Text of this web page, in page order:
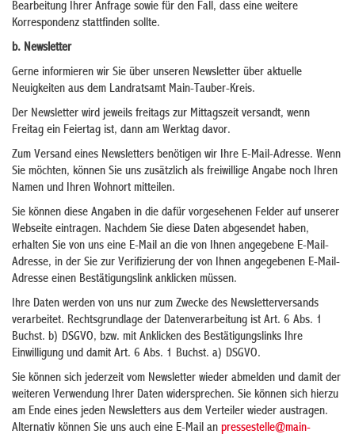
Bearbeitung Ihrer Anfrage sowie für den Fall, dass eine weitere
Korrespondenz stattfinden sollte.
b. Newsletter
Gerne informieren wir Sie über unseren Newsletter über aktuelle
Neuigkeiten aus dem Landratsamt Main-Tauber-Kreis.
Der Newsletter wird jeweils freitags zur Mittagszeit versandt, wenn
Freitag ein Feiertag ist, dann am Werktag davor.
Zum Versand eines Newsletters benötigen wir Ihre E-Mail-Adresse. Wenn
Sie möchten, können Sie uns zusätzlich als freiwillige Angabe noch Ihren
Namen und Ihren Wohnort mitteilen.
Sie können diese Angaben in die dafür vorgesehenen Felder auf unserer
Webseite eintragen. Nachdem Sie diese Daten abgesendet haben,
erhalten Sie von uns eine E-Mail an die von Ihnen angegebene E-Mail-
Adresse, in der Sie zur Verifizierung der von Ihnen angegebenen E-Mail-
Adresse einen Bestätigungslink anklicken müssen.
Ihre Daten werden von uns nur zum Zwecke des Newsletterversands
verarbeitet. Rechtsgrundlage der Datenverarbeitung ist Art. 6 Abs. 1
Buchst. b) DSGVO, bzw. mit Anklicken des Bestätigungslinks Ihre
Einwilligung und damit Art. 6 Abs. 1 Buchst. a) DSGVO.
Sie können sich jederzeit vom Newsletter wieder abmelden und damit der
weiteren Verwendung Ihrer Daten widersprechen. Sie können sich hierzu
am Ende eines jeden Newsletters aus dem Verteiler wieder austragen.
Alternativ können Sie uns auch eine E-Mail an pressestelle@main-